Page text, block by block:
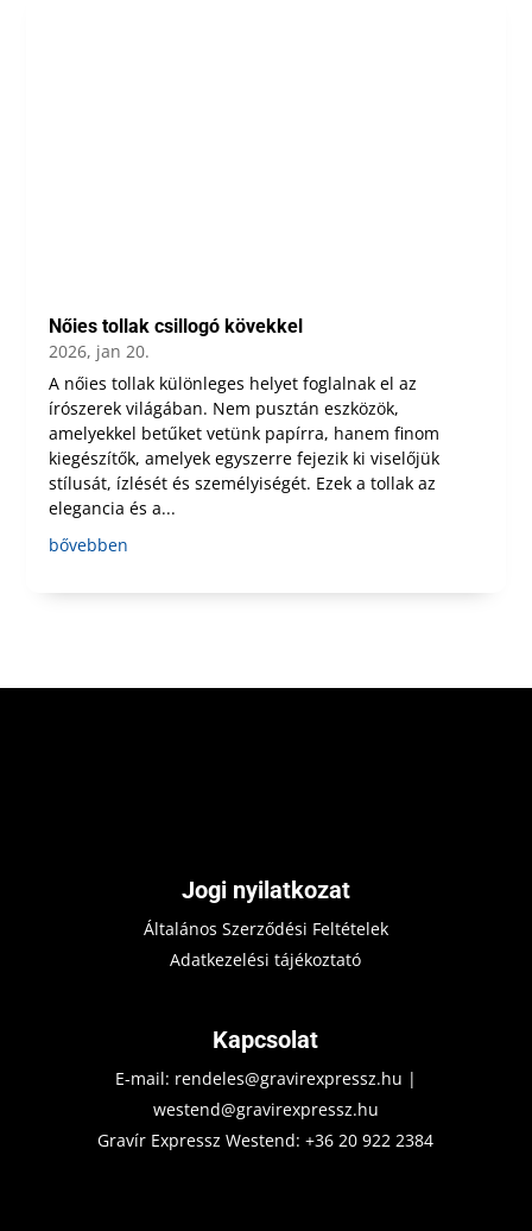
Nőies tollak csillogó kövekkel
2026, jan 20.
A nőies tollak különleges helyet foglalnak el az
írószerek világában. Nem pusztán eszközök,
amelyekkel betűket vetünk papírra, hanem finom
kiegészítők, amelyek egyszerre fejezik ki viselőjük
stílusát, ízlését és személyiségét. Ezek a tollak az
elegancia és a...
bővebben
Jogi nyilatkozat
Általános Szerződési Feltételek
Adatkezelési tájékoztató
Kapcsolat
E-mail: rendeles@gravirexpressz.hu |
westend@gravirexpressz.hu
Gravír Expressz Westend:+36 20 922 2384